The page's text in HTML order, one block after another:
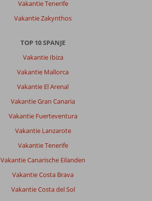
Vakantie Tenerife
Vakantie Zakynthos
TOP 10 SPANJE
Vakantie Ibiza
Vakantie Mallorca
Vakantie El Arenal
Vakantie Gran Canaria
Vakantie Fuerteventura
Vakantie Lanzarote
Vakantie Tenerife
Vakantie Canarische Eilanden
Vakantie Costa Brava
Vakantie Costa del Sol